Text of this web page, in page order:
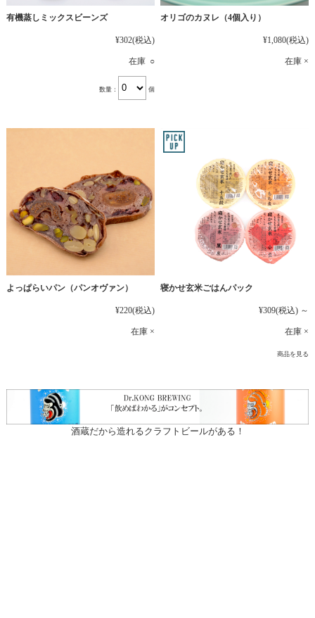
有機蒸しミックスビーンズ
¥302(税込)
在庫 ○
数量： 個
オリゴのカヌレ（4個入り）
¥1,080(税込)
在庫 ×
よっぱらいパン（パンオヴァン）
¥220(税込)
在庫 ×
寝かせ玄米ごはんパック
¥309(税込) ～
在庫 ×
商品を見る
酒蔵だから造れるクラフトビールがある！